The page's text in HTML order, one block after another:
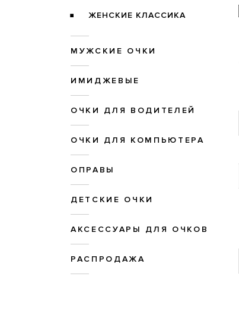
ЖЕНСКИЕ КЛАССИКА
МУЖСКИЕ ОЧКИ
ИМИДЖЕВЫЕ
ОЧКИ ДЛЯ ВОДИТЕЛЕЙ
ОЧКИ ДЛЯ КОМПЬЮТЕРА
ОПРАВЫ
ДЕТСКИЕ ОЧКИ
АКСЕССУАРЫ ДЛЯ ОЧКОВ
РАСПРОДАЖА